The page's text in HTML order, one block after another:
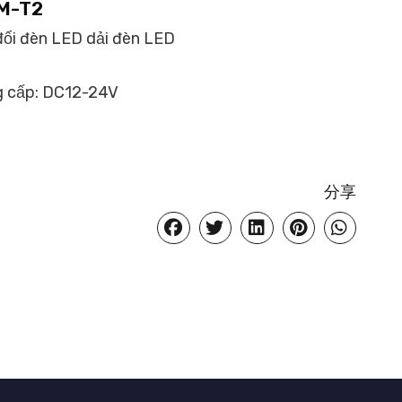
T2
đèn LED dải đèn LED
cấp: DC12-24V
分享